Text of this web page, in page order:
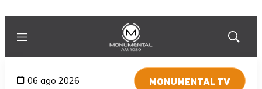
Menú
Mostrar
06 ago 2026 MONUMENTAL TV